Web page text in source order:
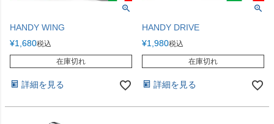
HANDY WING
¥1,680税込
在庫切れ
詳細を見る
HANDY DRIVE
¥1,980税込
在庫切れ
詳細を見る